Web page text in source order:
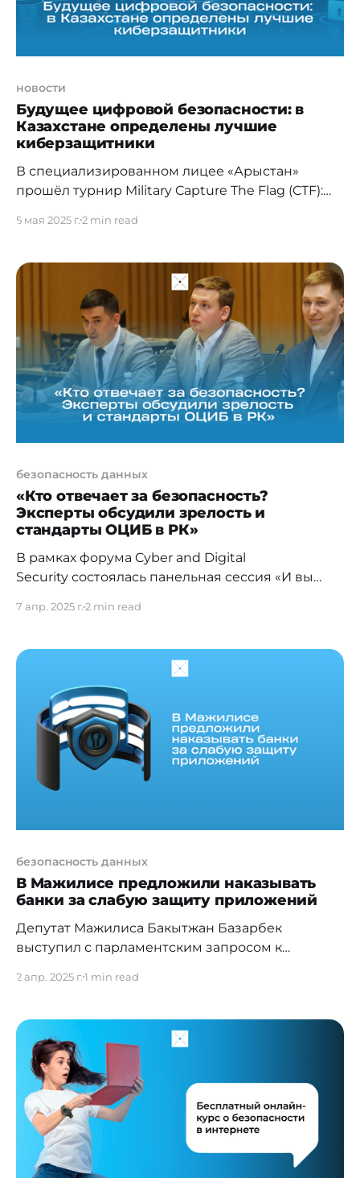
субдомены и
новости
Будущее цифровой безопасности: в
Казахстане определены лучшие
киберзащитники
В специализированном лицее «Арыстан»
прошёл турнир Military Capture The Flag (CTF):
кибербезопасности, объединившие, будущих
специальностей, курсантов военных кафедр и
профессионалов IT-индустрии. Источник фото:
Специализированный лицей «Арыстан» 12
команд соревновались в решении 25
практических киберзадач: взлом защищённых
систем, поиск уязвимостей, криптография,
анализ сетевого
5 мая 2025 г.2 min read
безопасность данных
«Кто отвечает за безопасность?
Эксперты обсудили зрелость и
стандарты ОЦИБ в РК»
В рамках форума Cyber and Digital
Security состоялась панельная сессия «И вы
рынке РК», посвящённая текущему состоянию
центров информационной безопасности в
Александр Пушкин, руководитель SOC
компании PS Cloud Services. Он отметил, что
разговор об ОЦИБ не может
7 апр. 2025 г.2 min read
безопасность данных
В Мажилисе предложили наказывать
банки за слабую защиту приложений
Депутат Мажилиса Бакытжан Базарбек
выступил с парламентским запросом к
предложил ввести ответственность для банков
мобильных приложений. По словам депутата,
на фоне стремительного роста
киберпреступности финансовые учреждения
обязаны нести ответственность за уязвимости,
через которые злоумышленники получают
доступ к данным граждан. Он также
2 апр. 2025 г.1 min read